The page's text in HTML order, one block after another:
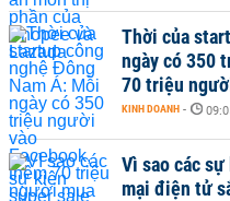
Thời của
ngày có 350
70 triệu
KINH DOANH -
Vì sao các
mại điện tử